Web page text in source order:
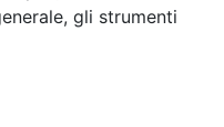
gli strumenti